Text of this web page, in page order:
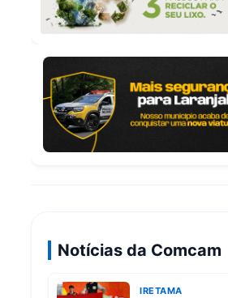
Notícias da Comcam
IRETAMA